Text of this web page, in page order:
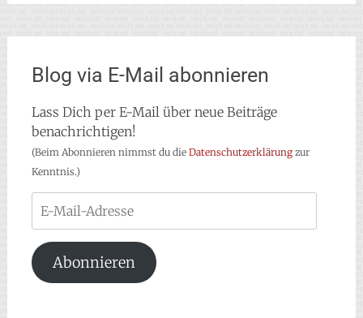
Blog via E-Mail abonnieren
Lass Dich per E-Mail über neue Beiträge
benachrichtigen!
(Beim Abonnieren nimmst du die Datenschutzerklärungzur
Kenntnis.)
Mail-
Adresse
Abonnieren